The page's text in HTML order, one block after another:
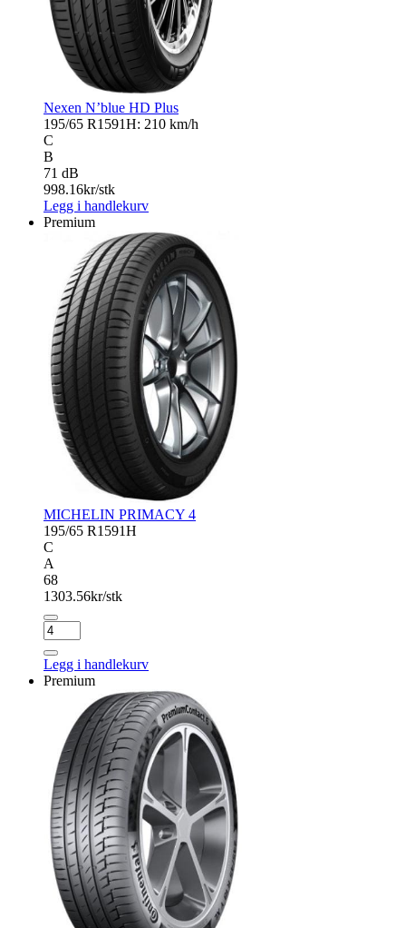
Nexen N’blue HD Plus
195/65 R1591H: 210 km/h
C
B
71 dB
998.16kr/stk
Legg i handlekurv
Premium
MICHELIN PRIMACY 4
195/65 R1591H
C
A
68
1303.56kr/stk
MICHELIN
PRIMACY
4
antall
Legg i handlekurv
Premium